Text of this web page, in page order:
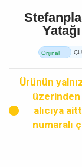
Orijinal
Ürünün
alıcıya
numaralı